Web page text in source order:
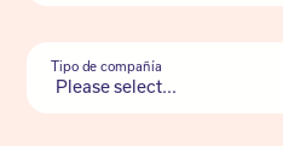
Tipo de compañía